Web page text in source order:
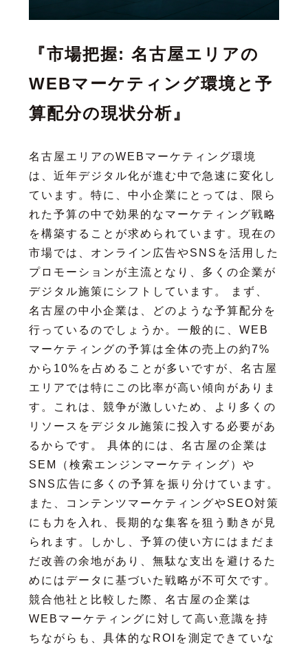
『市場把握: 名古屋エリアの
WEBマーケティング環境と予
算配分の現状分析』
名古屋エリアのWEBマーケティング環境
は、近年デジタル化が進む中で急速に変化し
ています。特に、中小企業にとっては、限ら
れた予算の中で効果的なマーケティング戦略
を構築することが求められています。現在の
市場では、オンライン広告やSNSを活用した
プロモーションが主流となり、多くの企業が
デジタル施策にシフトしています。 まず、
名古屋の中小企業は、どのような予算配分を
行っているのでしょうか。一般的に、WEB
マーケティングの予算は全体の売上の約7%
から10%を占めることが多いですが、名古屋
エリアでは特にこの比率が高い傾向がありま
す。これは、競争が激しいため、より多くの
リソースをデジタル施策に投入する必要があ
るからです。 具体的には、名古屋の企業は
SEM（検索エンジンマーケティング）や
SNS広告に多くの予算を振り分けています。
また、コンテンツマーケティングやSEO対策
にも力を入れ、長期的な集客を狙う動きが見
られます。しかし、予算の使い方にはまだま
だ改善の余地があり、無駄な支出を避けるた
めにはデータに基づいた戦略が不可欠です。
競合他社と比較した際、名古屋の企業は
WEBマーケティングに対して高い意識を持
ちながらも、具体的なROIを測定できていな